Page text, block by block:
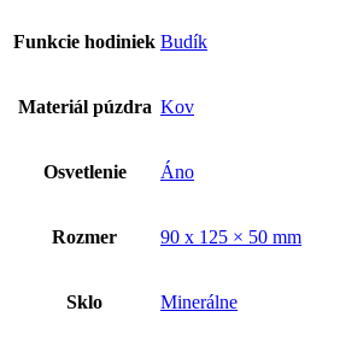
Funkcie hodiniek Budík
Materiál púzdra Kov
Osvetlenie Áno
Rozmer 90 x 125 × 50 mm
Sklo Minerálne